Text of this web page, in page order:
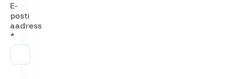
E-
posti
aadress
*